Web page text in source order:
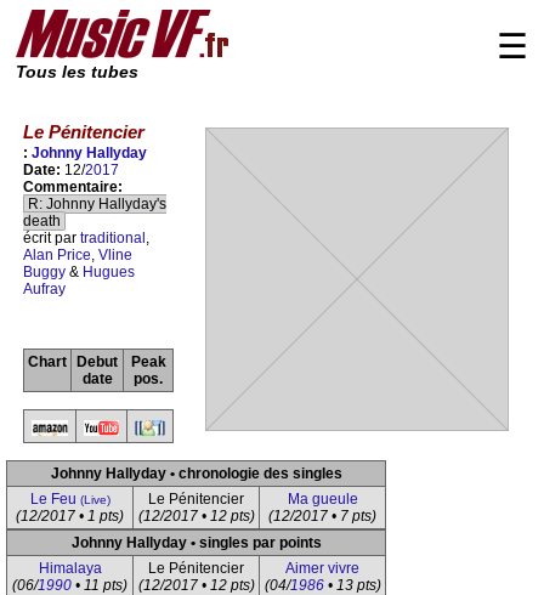
Tous les tubes
☰
Le Pénitencier
: Johnny Hallyday
Date: 12/2017
Commentaire:
R: Johnny Hallyday's
death
écrit par traditional ,
Alan Price, Vline
Buggy & Hugues
Aufray
Chart
Debut
date
Peak
pos.
Johnny Hallyday • chronologie des singles
Le Feu (Live)
(12/2017 • 1 pts)
Le Pénitencier
(12/2017 • 12 pts)
Ma gueule
(12/2017 • 7 pts)
Johnny Hallyday • singles par points
Himalaya
(06/1990 • 11 pts)
Le Pénitencier
(12/2017 • 12 pts)
Aimer vivre
(04/1986• 13 pts)